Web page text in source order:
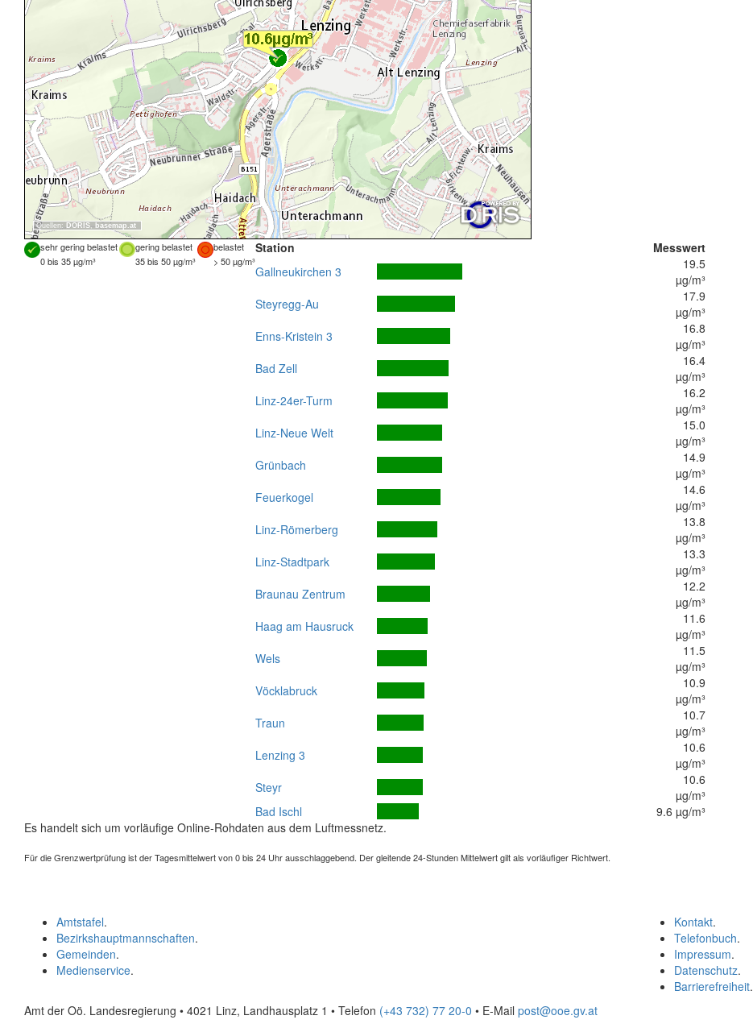
Quellen: DORIS, basemap.at
sehr gering belastet gering belastet
belastet
0 bis 35 µg/m³
35 bis 50 µg/m³ > 50 µg/m³
Station
Messwert
Gallneukirchen 3
19.5
µg/m³
Steyregg-Au
17.9
µg/m³
Enns-Kristein 3
16.8
µg/m³
Bad Zell
16.4
µg/m³
Linz-24er-Turm
16.2
µg/m³
Linz-Neue Welt
15.0
µg/m³
Grünbach
14.9
µg/m³
Feuerkogel
14.6
µg/m³
Linz-Römerberg
13.8
µg/m³
Linz-Stadtpark
13.3
µg/m³
Braunau Zentrum
12.2
µg/m³
Haag am Hausruck
11.6
µg/m³
Wels
11.5
µg/m³
Vöcklabruck
10.9
µg/m³
Traun
10.7
µg/m³
Lenzing 3
10.6
µg/m³
Steyr
10.6
µg/m³
Bad Ischl
9.6 µg/m³
Es handelt sich um vorläufige Online-Rohdaten aus dem Luftmessnetz.
Für die Grenzwertprüfung ist der Tagesmittelwert von 0 bis 24 Uhr ausschlaggebend. Der gleitende 24-Stunden Mittelwert gilt als vorläufiger Richtwert.
Kontakt.
Telefonbuch.
Impressum.
Datenschutz.
Barrierefreiheit.
Amtstafel.
Bezirkshauptmannschaften.
Gemeinden.
Medienservice.
Amt der Oö. Landesregierung • 4021 Linz, Landhausplatz 1 • Telefon (+43 732) 77 20-0 • E-Mail post@ooe.gv.at